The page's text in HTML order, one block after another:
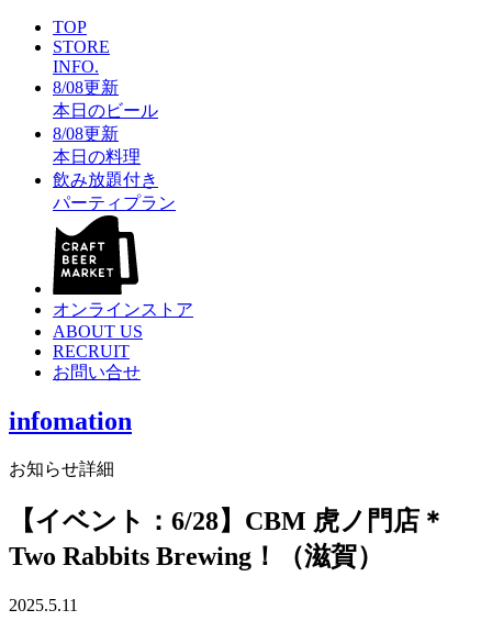
TOP
STORE
INFO.
8/08更新
本日のビール
8/08更新
本日の料理
飲み放題付き
パーティプラン
オンラインストア
ABOUT US
RECRUIT
お問い合せ
infomation
お知らせ詳細
【イベント：6/28】CBM 虎ノ門店＊
Two Rabbits Brewing！（滋賀）
2025.5.11